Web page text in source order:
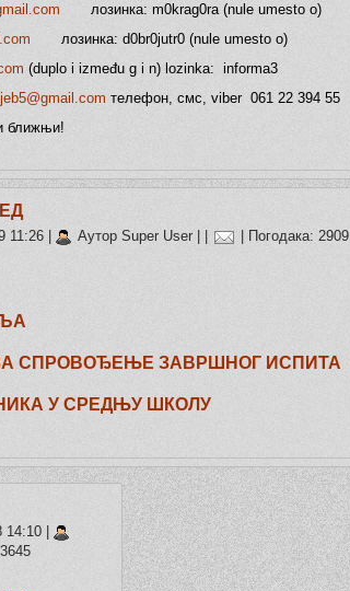
лозинка: m0krag0ra (nule umesto o)
лозинка: d0br0jutr0 (nule umesto o)
(duplo i između g i n) lozinka: informa3
телефон, смс, viber 061 22 394 55
ближњи!
11:26 Аутор Super User | Погодака: 2909
СПРОВОЂЕЊЕ ЗАВРШНОГ ИСПИТА
У СРЕДЊУ ШКОЛУ
14:10